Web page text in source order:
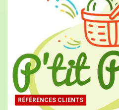
« Mes échanges avec
enrichissants. Leur
approche financière de
Merci à Sportinfinance
RÉFÉRENCES CLIENTS